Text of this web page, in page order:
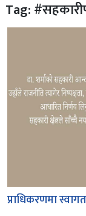
Tag:
प्राधिकरणमा